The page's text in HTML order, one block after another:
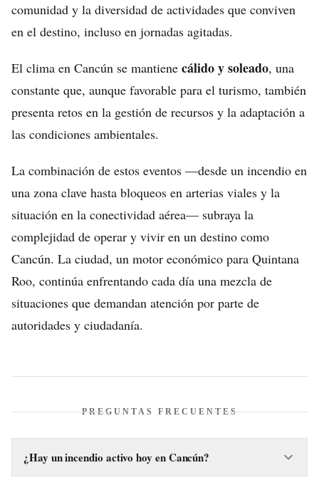
comunidad y la diversidad de actividades que conviven
en el destino, incluso en jornadas agitadas.
El clima en Cancún se mantiene cálido y soleado, una
constante que, aunque favorable para el turismo, también
presenta retos en la gestión de recursos y la adaptación a
las condiciones ambientales.
La combinación de estos eventos —desde un incendio en
una zona clave hasta bloqueos en arterias viales y la
situación en la conectividad aérea— subraya la
complejidad de operar y vivir en un destino como
Cancún. La ciudad, un motor económico para Quintana
Roo, continúa enfrentando cada día una mezcla de
situaciones que demandan atención por parte de
autoridades y ciudadanía.
PREGUNTAS FRECUENTES
¿Hay un incendio activo hoy en Cancún?